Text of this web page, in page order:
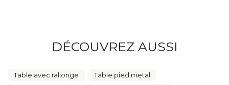
DÉCOUVREZ AUSSI
Table avec rallonge
Table pied metal